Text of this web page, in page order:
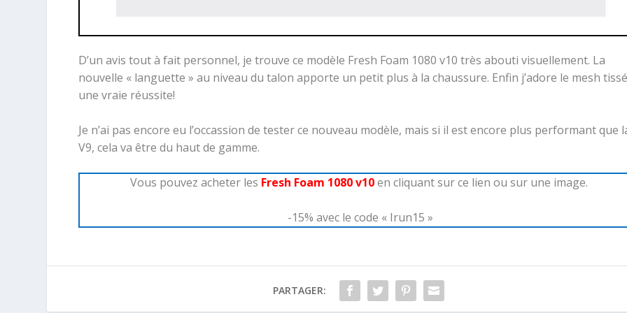
D’un avis tout à fait personnel, je trouve ce modèle Fresh Foam 1080 v10 très abouti visuellement. La
nouvelle « languette » au niveau du talon apporte un petit plus à la chaussure. Enfin j’adore le mesh
une vraie réussite!
Je n’ai pas encore eu l’occassion de tester ce nouveau modèle, mais si il est encore plus performant que
V9, cela va être du haut de gamme.
Vous pouvez acheter les Fresh Foam 1080 v10en cliquant sur ce lien ou sur une image.
-15% avec le code « Irun15 »
PARTAGER: